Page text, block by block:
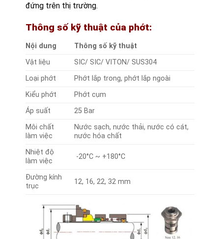
đứng trên thị trường.
Thông số kỹ thuật của phớt:
Nội dung
Thông số kỹ thuật
Vật liệu
SIC/ SIC/ VITON/ SUS304
Loại phớt
Phớt lắp trong, phớt lắp ngoài
Kiểu phớt
Phớt cụm
Áp suất
25 Bar
Môi chất
làm việc
Nước sạch, nước thải, nước có cát,
nước hóa chất
Nhiệt độ
làm việc
-20°C ~ +180°C
Đường kính
trục
12, 16, 22, 32 mm